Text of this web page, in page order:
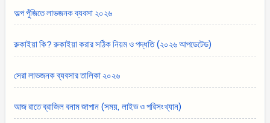
অল্প পুঁজিতে লাভজনক ব্যবসা ২০২৬
রুকাইয়া কি? রুকাইয়া করার সঠিক নিয়ম ও পদ্ধতি (২০২৬ আপডেটেড)
সেরা লাভজনক ব্যবসার তালিকা ২০২৬
আজ রাতে ব্রাজিল বনাম জাপান (সময়, লাইভ ও পরিসংখ্যান)